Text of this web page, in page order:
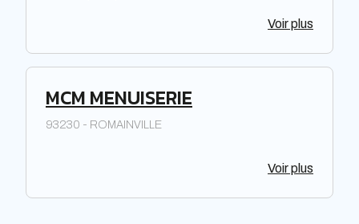
spécifique de cette activité. Son statut juridique et
francilienne.
Voir plus
MCM MENUISERIE
93230 - ROMAINVILLE
Voir plus